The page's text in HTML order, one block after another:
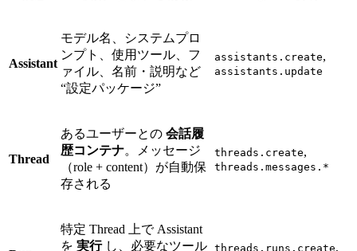
Assistant
モデル名、システムプロ
ンプト、使用ツール、フ
ァイル、名前・説明など
“設定パッケージ”
assistants.create,
assistants.update
Thread
あるユーザーとの 会話履
歴コンテナ。メッセージ
（role + content）が自動保
存される
threads.create,
threads.messages.*
特定 Thread 上で Assistant
を 実行し、必要なツール threads.runs.create,